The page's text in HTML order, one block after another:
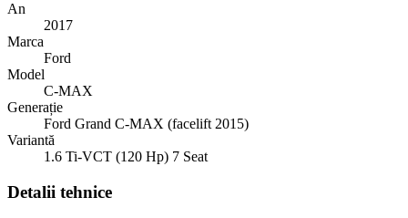
An
2017
Marca
Ford
Model
C-MAX
Generație
Ford Grand C-MAX (facelift 2015)
Variantă
1.6 Ti-VCT (120 Hp) 7 Seat
Detalii tehnice